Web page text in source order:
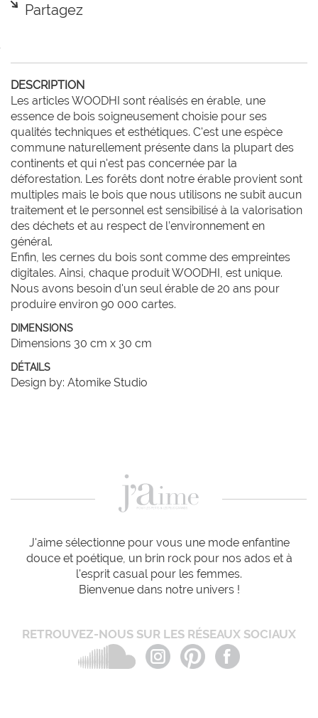
Partagez
DESCRIPTION
Les articles WOODHI sont réalisés en érable, une
essence de bois soigneusement choisie pour ses
qualités techniques et esthétiques. C'est une espèce
commune naturellement présente dans la plupart des
continents et qui n'est pas concernée par la
déforestation. Les forêts dont notre érable provient sont
multiples mais le bois que nous utilisons ne subit aucun
traitement et le personnel est sensibilisé à la valorisation
des déchets et au respect de l’environnement en
général.
Enfin, les cernes du bois sont comme des empreintes
digitales. Ainsi, chaque produit WOODHI, est unique.
Nous avons besoin d'un seul érable de 20 ans pour
DIMENSIONS
Dimensions 30 cm x 30 cm
DÉTAILS
Design by: Atomike Studio
J'aime sélectionne pour vous une mode enfantine
douce et poétique, un brin rock pour nos ados et à
l'esprit casual pour les femmes.
Bienvenue dans notre univers !
RETROUVEZ-NOUS SUR LES RÉSEAUX SOCIAUX